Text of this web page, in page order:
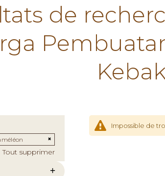
de
Impossible de
Supprimer cet Élément
Tout supprimer